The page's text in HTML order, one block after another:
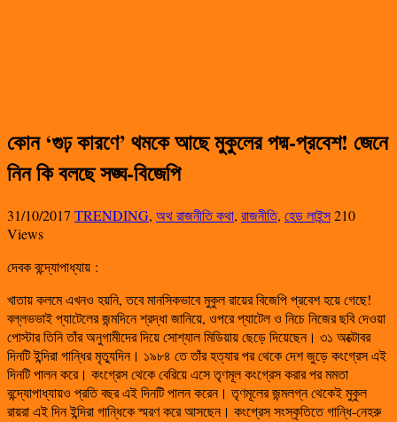
কোন ‘গুঢ় কারণে’ থমকে আছে মুকুলের পদ্ম-প্রবেশ! জেনে
নিন কি বলছে সঙ্ঘ-বিজেপি
31/10/2017 TRENDING, অথ রাজনীতি কথা, রাজনীতি, হেড লাইন্স210
Views
দেবক বন্দ্যোপাধ্যায় :
খাতায় কলমে এখনও হয়নি, তবে মানসিকভাবে মুকুল রায়ের বিজেপি প্রবেশ হয়ে গেছে!
বল্লভভাই প্যাটেলের জন্মদিনে শ্রদ্ধা জানিয়ে, ওপরে প্যাটেল ও নিচে নিজের ছবি দেওয়া
পোস্টার তিনি তাঁর অনুগামীদের দিয়ে সোশ্যাল মিডিয়ায় ছেড়ে দিয়েছেন। ৩১ অক্টোবর
দিনটি ইন্দিরা গান্ধির মৃত্যুদিন। ১৯৮৪ তে তাঁর হত্যার পর থেকে দেশ জুড়ে কংগ্রেস এই
দিনটি পালন করে। কংগ্রেস থেকে বেরিয়ে এসে তৃণমূল কংগ্রেস করার পর মমতা
বন্দ্যোপাধ্যায়ও প্রতি বছর এই দিনটি পালন করেন। তৃণমূলের জন্মলগ্ন থেকেই মুকুল
রায়রা এই দিন ইন্দিরা গান্ধিকে স্মরণ করে আসছেন। কংগ্রেস সংস্কৃতিতে গান্ধি-নেহরু